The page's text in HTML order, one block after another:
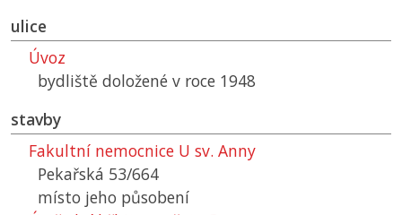
ulice
Úvoz
bydliště doložené v roce 1948
stavby
Fakultní nemocnice U sv. Anny
Pekařská 53/664
místo jeho působení